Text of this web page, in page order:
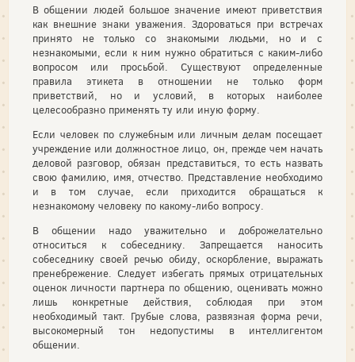
В общении людей большое значение имеют приветствия
как внешние знаки уважения. Здороваться при встречах
принято не только со знакомыми людьми, но и с
незнакомыми, если к ним нужно обратиться с каким-либо
вопросом или просьбой. Существуют определенные
правила этикета в отношении не только форм
приветствий, но и условий, в которых наиболее
целесообразно применять ту или иную форму.
Если человек по служебным или личным делам посещает
учреждение или должностное лицо, он, прежде чем начать
деловой разговор, обязан представиться, то есть назвать
свою фамилию, имя, отчество. Представление необходимо
и в том случае, если приходится обращаться к
незнакомому человеку по какому-либо вопросу.
В общении надо уважительно и доброжелательно
относиться к собеседнику. Запрещается наносить
собеседнику своей речью обиду, оскорбление, выражать
пренебрежение. Следует избегать прямых отрицательных
оценок личности партнера по общению, оценивать можно
лишь конкретные действия, соблюдая при этом
необходимый такт. Грубые слова, развязная форма речи,
высокомерный тон недопустимы в интеллигентом
общении.